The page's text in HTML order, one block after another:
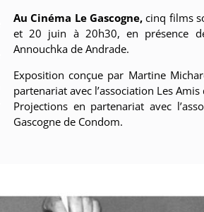
Au Cinéma Le Gascogne, cinq films
et 20 juin à 20h30, en présence
Annouchka de Andrade.
Exposition conçue par Martine
partenariat avec l’association Les
Projections en partenariat avec
Gascogne de Condom.